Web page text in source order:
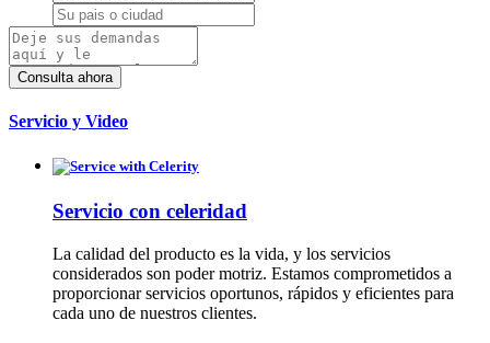
Servicio y Video
Servicio con celeridad
La calidad del producto es la vida, y los servicios
considerados son poder motriz. Estamos comprometidos a
proporcionar servicios oportunos, rápidos y eficientes para
cada uno de nuestros clientes.